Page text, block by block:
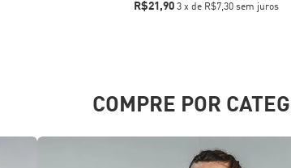
R$21,90 3 x de R$7,30 sem juros
COMPRE POR